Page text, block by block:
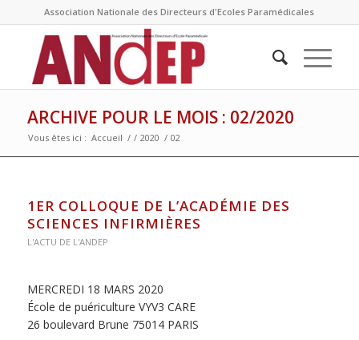
Association Nationale des Directeurs d'Ecoles Paramédicales
ARCHIVE POUR LE MOIS : 02/2020
Vous êtes ici : Accueil / / 2020 / 02
1ER COLLOQUE DE L’ACADÉMIE DES
SCIENCES INFIRMIÈRES
L'ACTU DE L'ANDEP
MERCREDI 18 MARS 2020
École de puériculture VYV3 CARE
26 boulevard Brune 75014 PARIS